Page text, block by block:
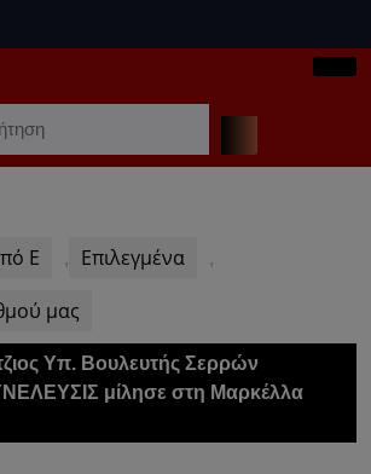
Ε , Επιλεγμένα ,
μας
Υπ. Βουλευτής Σερρών
μίλησε στη Μαρκέλλα